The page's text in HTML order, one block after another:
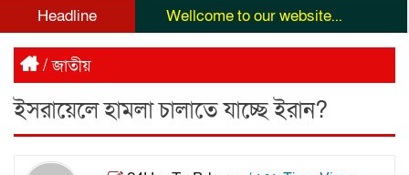
Headline Wellcome to our website...
/জাতীয়
ইসরায়েলে হামলা চালাতে যাচ্ছে ইরান?